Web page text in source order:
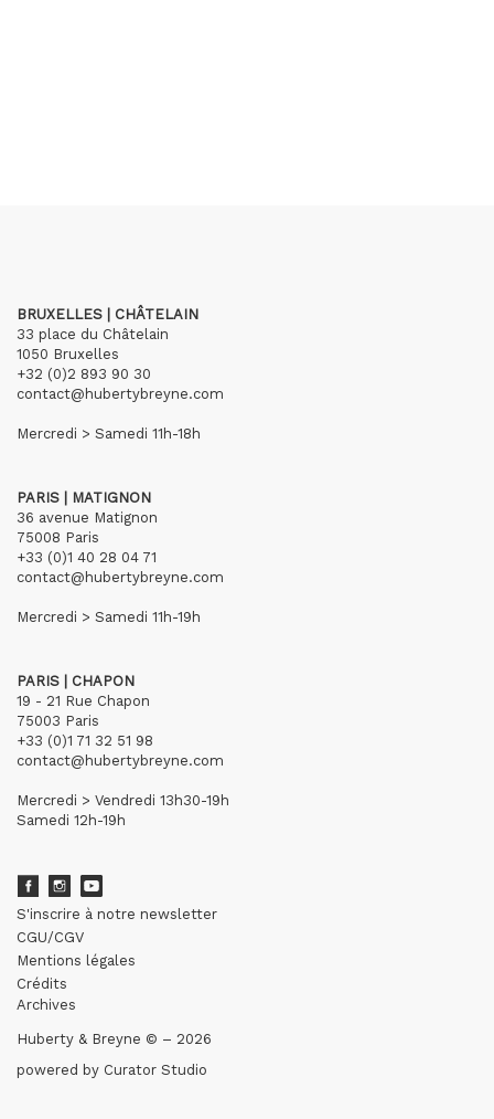
BRUXELLES | CHÂTELAIN
33 place du Châtelain
1050 Bruxelles
+32 (0)2 893 90 30
contact@hubertybreyne.com
Mercredi > Samedi 11h-18h
PARIS | MATIGNON
36 avenue Matignon
75008 Paris
+33 (0)1 40 28 04 71
contact@hubertybreyne.com
Mercredi > Samedi 11h-19h
PARIS | CHAPON
19 - 21 Rue Chapon
75003 Paris
+33 (0)1 71 32 51 98
contact@hubertybreyne.com
Mercredi > Vendredi 13h30-19h
Samedi 12h-19h
S'inscrire à notre newsletter
CGU/CGV
Mentions légales
Crédits
Archives
Huberty & Breyne © – 2026
powered by Curator Studio